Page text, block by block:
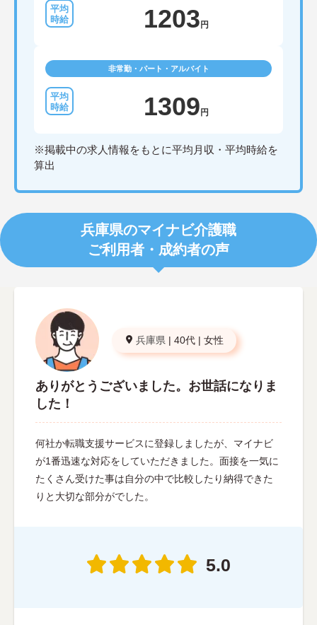
1203 円
非常勤・パート・アルバイト
1309 円
※掲載中の求人情報をもとに平均月収・平均時給を
算出
兵庫県のマイナビ介護職
ご利用者・成約者の声
兵庫県 | 40代 | 女性
ありがとうございました。お世話になりま
した！
何社か転職支援サービスに登録しましたが、マイナビ
が1番迅速な対応をしていただきました。面接を一気に
たくさん受けた事は自分の中で比較したり納得できた
りと大切な部分がでした。
5.0